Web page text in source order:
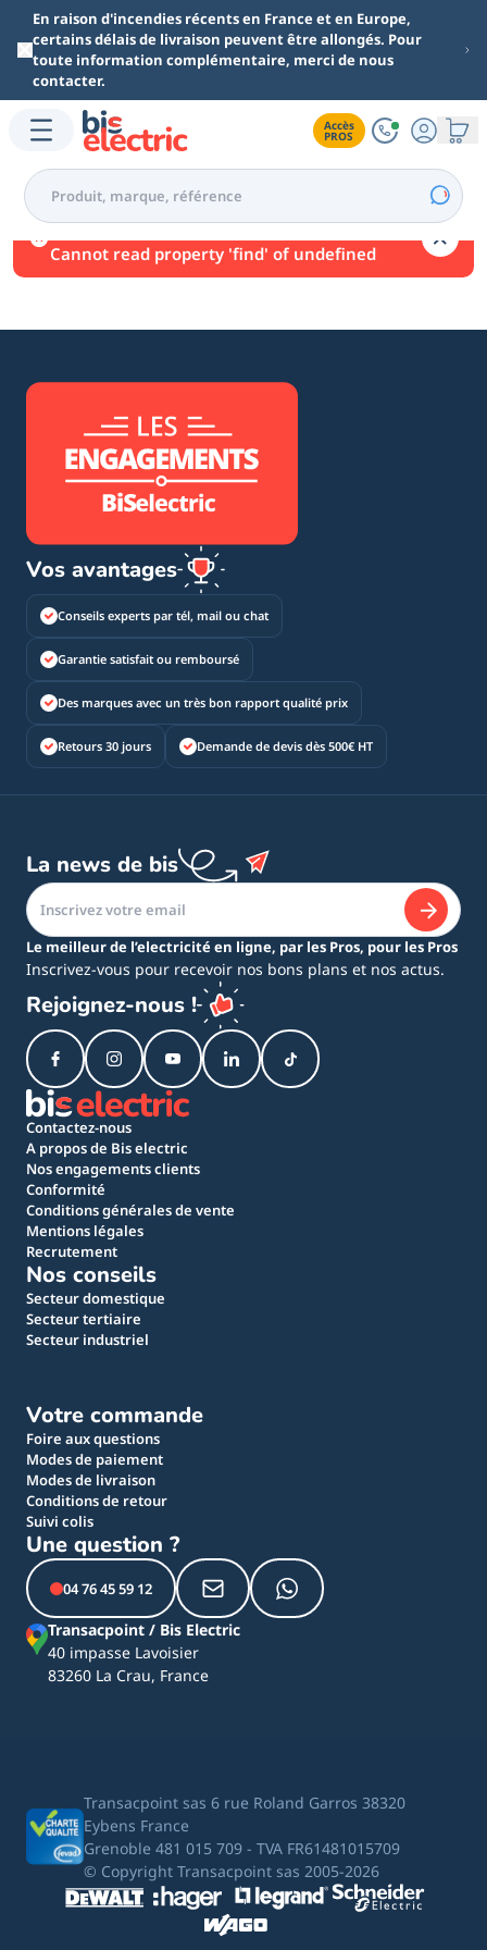
Aller au contenu principal
En raison d'incendies récents en France et en Europe,
certains délais de livraison peuvent être allongés. Pour
toute information complémentaire, merci de nous
contacter.
Accès
PROS
Une erreur est survenue.
Cannot read property 'find' of undefined
Vos avantages
Conseils experts par tél, mail ou chat
Garantie satisfait ou remboursé
Des marques avec un très bon rapport qualité prix
Retours 30 jours Demande de devis dès 500€ HT
La news de bis
Le meilleur de l’electricité en ligne, par les Pros, pour les Pros
Inscrivez-vous pour recevoir nos bons plans et nos actus.
Rejoignez-nous !
Contactez-nous
A propos de Bis electric
Nos engagements clients
Conformité
Conditions générales de vente
Mentions légales
Recrutement
Nos conseils
Secteur domestique
Secteur tertiaire
Secteur industriel
Votre commande
Foire aux questions
Modes de paiement
Modes de livraison
Conditions de retour
Suivi colis
Une question ?
04 76 45 59 12
Transacpoint / Bis Electric
40 impasse Lavoisier
83260 La Crau, France
Transacpoint sas 6 rue Roland Garros 38320
Eybens France
Grenoble 481 015 709 - TVA FR61481015709
© Copyright Transacpoint sas 2005-2026